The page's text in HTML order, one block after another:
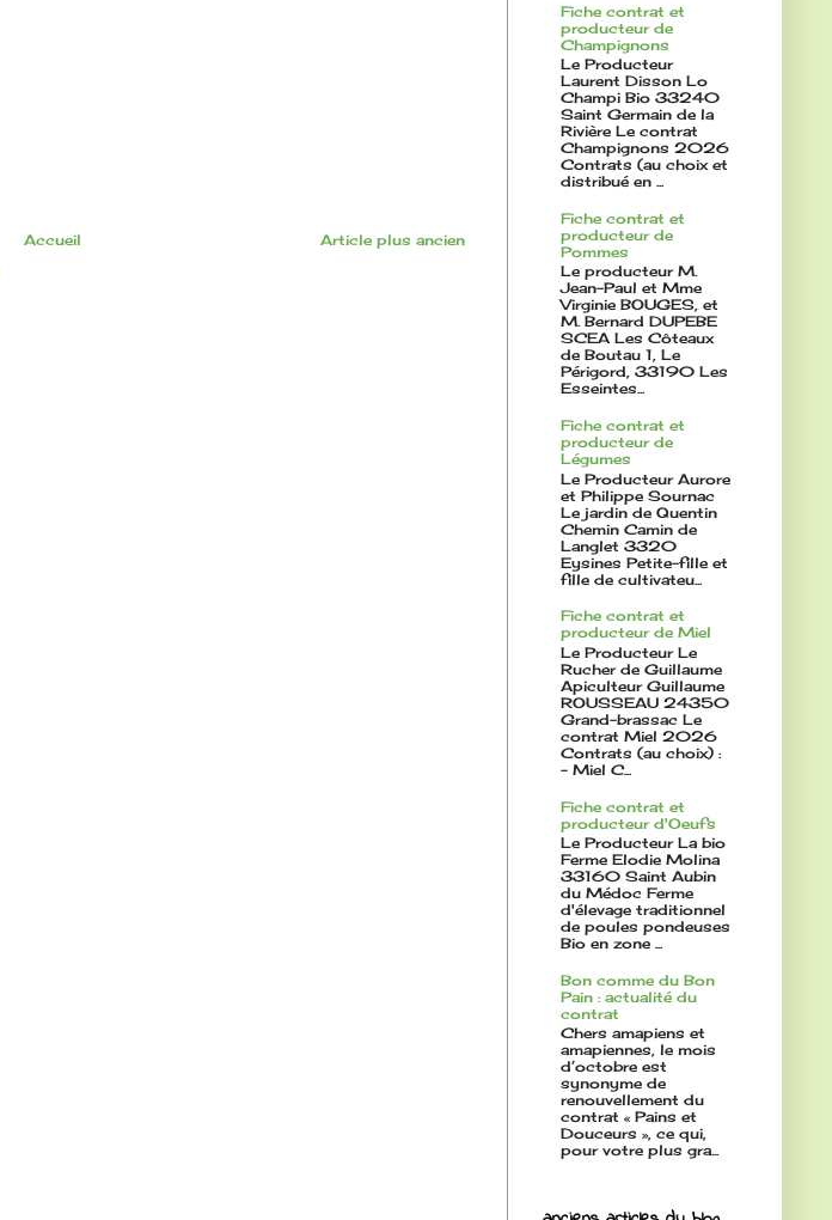
Article plus ancien
Accueil
Fiche contrat et
producteur de
Champignons
Le Producteur
Laurent Disson Lo
Champi Bio 33240
Saint Germain de la
Rivière Le contrat
Champignons 2026
Contrats (au choix et
distribué en ...
Fiche contrat et
producteur de
Pommes
Le producteur M.
Jean-Paul et Mme
Virginie BOUGES, et
M. Bernard DUPEBE
SCEA Les Côteaux
de Boutau 1, Le
Périgord, 33190 Les
Esseintes...
Fiche contrat et
producteur de
Légumes
Le Producteur Aurore
et Philippe Sournac
Le jardin de Quentin
Chemin Camin de
Langlet 3320
Eysines Petite-fille et
fille de cultivateu...
Fiche contrat et
producteur de Miel
Le Producteur Le
Rucher de Guillaume
Apiculteur Guillaume
ROUSSEAU 24350
Grand-brassac Le
contrat Miel 2026
Contrats (au choix) :
- Miel C...
Fiche contrat et
producteur d'Oeufs
Le Producteur La bio
Ferme Elodie Molina
33160 Saint Aubin
du Médoc Ferme
d'élevage traditionnel
de poules pondeuses
Bio en zone ...
Bon comme du Bon
Pain : actualité du
contrat
Chers amapiens et
amapiennes, le mois
d’octobre est
synonyme de
renouvellement du
contrat « Pains et
Douceurs », ce qui,
pour votre plus gra...